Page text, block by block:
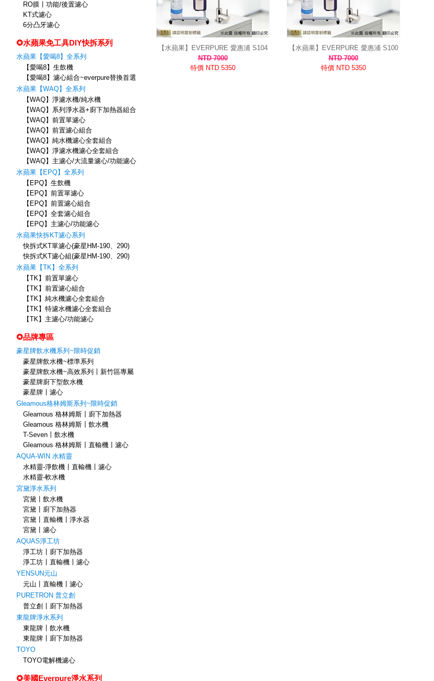
RO膜〡功能/後置濾心
KT式濾心
6分凸牙濾心
✪水蘋果免工具DIY快拆系列
水蘋果【愛喝8】全系列
【愛喝8】生飲機
【愛喝8】濾心組合~everpure替換首選
水蘋果【WAQ】全系列
【WAQ】淨濾水機/純水機
【WAQ】系列淨水器+廚下加熱器組合
【WAQ】前置單濾心
【WAQ】前置濾心組合
【WAQ】純水機濾心全套組合
【WAQ】淨濾水機濾心全套組合
【WAQ】主濾心/大流量濾心/功能濾心
水蘋果【EPQ】全系列
【EPQ】生飲機
【EPQ】前置單濾心
【EPQ】前置濾心組合
【EPQ】全套濾心組合
【EPQ】主濾心/功能濾心
水蘋果快拆KT濾心系列
快拆式KT單濾心(豪星HM-190、290)
快拆式KT濾心組(豪星HM-190、290)
水蘋果【TK】全系列
【TK】前置單濾心
【TK】前置濾心組合
【TK】純水機濾心全套組合
【TK】特濾水機濾心全套組合
【TK】主濾心/功能濾心
✪品牌專區
豪星牌飲水機系列~限時促銷
豪星牌飲水機~標準系列
豪星牌飲水機~高效系列〡新竹區專屬
豪星牌廚下型飲水機
豪星牌〡濾心
Gleamous格林姆斯系列~限時促銷
Gleamous 格林姆斯〡廚下加熱器
Gleamous 格林姆斯〡飲水機
T-Seven〡飲水機
Gleamous 格林姆斯〡直輸機〡濾心
AQUA-WIN 水精靈
水精靈-淨飲機〡直輸機〡濾心
水精靈-軟水機
宮黛淨水系列
宮黛〡飲水機
宮黛〡廚下加熱器
宮黛〡直輸機〡淨水器
宮黛〡濾心
AQUAS淨工坊
淨工坊〡廚下加熱器
淨工坊〡直輸機〡濾心
YENSUN元山
元山〡直輸機〡濾心
PURETRON 普立創
普立創〡廚下加熱器
東龍牌淨水系列
東龍牌〡飲水機
東龍牌〡廚下加熱器
TOYO
TOYO電解機濾心
✪美國Everpure淨水系列
【水蘋果】EVERPURE 愛惠浦 S104
淨水器 組合｜公司貨 除鉛強化 3-4人
適用 雷射標籤
NTD 7000
特價 NTD 5350
【水蘋果】EVERPURE 愛惠浦 S100
淨水器 組合｜公司貨 除氯去雜質 雷射
標籤
NTD 7000
特價 NTD 5350